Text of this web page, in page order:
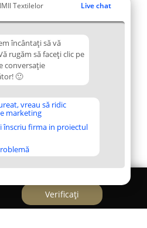
Textilelor Live chat
încântați să vă
rugăm să faceți clic pe
conversație
🙂
vreau să ridic
marketing
înscriu firma in proiectul
Verificați